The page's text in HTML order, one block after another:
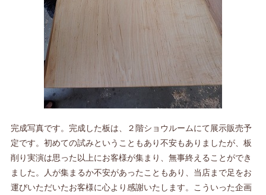
完成写真です。完成した板は、２階ショウルームにて展示販売予
定です。初めての試みということもあり不安もありましたが、板
削り実演は思った以上にお客様が集まり、無事終えることができ
ました。人が集まるか不安があったこともあり、当店まで足をお
運びいただいたお客様に心より感謝いたします。こういった企画